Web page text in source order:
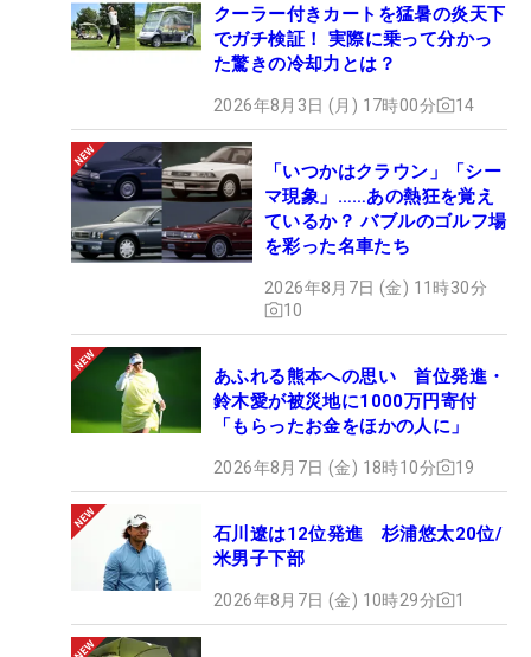
クーラー付きカートを猛暑の炎天下
でガチ検証！ 実際に乗って分かっ
た驚きの冷却力とは？
2026年8月3日 (月) 17時00分 14
「いつかはクラウン」「シー
マ現象」……あの熱狂を覚え
ているか？ バブルのゴルフ場
を彩った名車たち
2026年8月7日 (金) 11時30分
10
あふれる熊本への思い 首位発進・
鈴木愛が被災地に1000万円寄付
「もらったお金をほかの人に」
2026年8月7日 (金) 18時10分 19
石川遼は12位発進 杉浦悠太20位/
米男子下部
2026年8月7日 (金) 10時29分 1